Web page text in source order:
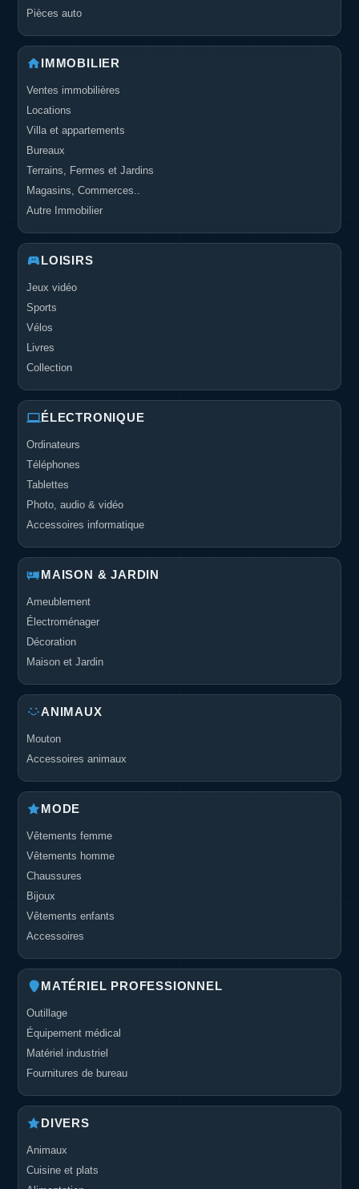
Pièces auto
IMMOBILIER
Ventes immobilières
Locations
Villa et appartements
Bureaux
Terrains, Fermes et Jardins
Magasins, Commerces..
Autre Immobilier
LOISIRS
Jeux vidéo
Sports
Vélos
Livres
Collection
ÉLECTRONIQUE
Ordinateurs
Téléphones
Tablettes
Photo, audio & vidéo
Accessoires informatique
MAISON & JARDIN
Ameublement
Électroménager
Décoration
Maison et Jardin
ANIMAUX
Mouton
Accessoires animaux
MODE
Vêtements femme
Vêtements homme
Chaussures
Bijoux
Vêtements enfants
Accessoires
MATÉRIEL PROFESSIONNEL
Outillage
Équipement médical
Matériel industriel
Fournitures de bureau
DIVERS
Animaux
Cuisine et plats